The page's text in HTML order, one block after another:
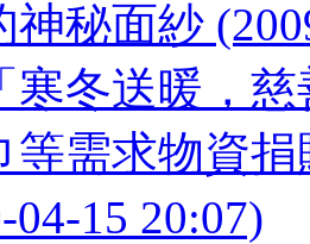
秘面紗
寒冬送暖，
等需求物資
04-15 20:07)